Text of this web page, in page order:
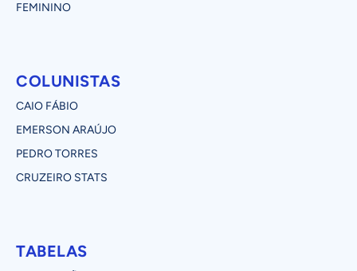
FEMININO
COLUNISTAS
CAIO FÁBIO
EMERSON ARAÚJO
PEDRO TORRES
CRUZEIRO STATS
TABELAS